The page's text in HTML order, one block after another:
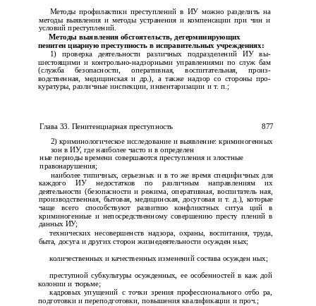
Методы профилактики преступлений в ИУ можно разделить на
методы выявления и методы устранения и компенсации при­ чин и
условий преступлений.
Методы выявления обстоятельств, детерминирующих
пенитен­ циарную преступность в исправительных учреждениях:
1) проверка деятельности различных подразделений ИУ вы­
шестоящими и контрольно-надзорными управлениями по служ­ бам
(служба безопасности, оперативная, воспитательная, произ­
водственная, медицинская и др.), а также надзор со стороны про­
куратуры, различные инспекции, инвентаризации и т. п.;
Глава 33. Пенитенциарная преступность
877
2) криминологическое исследование и выявление: криминогенных
зон в ИУ, где наиболее часто и в определен­
ные периоды времени совершаются преступления и злостные
правонарушения;
наиболее типичных, серьезных и в то же время специфичных для
каждого ИУ недостатков по различным направлениям их
деятельности (безопасности и режима, оперативная, воспитатель­ ная,
производственная, бытовая, медицинская, досуговая и т. д.), которые
чаще всего способствуют развитию конфликтных ситуа­ ций в
криминогенные и непосредственному совершению престу­ плений в
данных ИУ;
технических несовершенств надзора, охраны, воспитания, труда,
быта, досуга и других сторон жизнедеятельности осужден­ ных;
количественных и качественных изменений состава осужден­ ных;
преступной субкультуры осужденных, ее особенностей в каж­ дой
колонии и тюрьме;
кадровых упущений с точки зрения профессионального отбо­ ра,
подготовки и переподготовки, повышения квалификации и проч.;